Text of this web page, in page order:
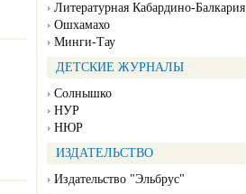
Литературная Кабардино-Балкария
Ошхамахо
Минги-Тау
ДЕТСКИЕ ЖУРНАЛЫ
Солнышко
НУР
НЮР
ИЗДАТЕЛЬСТВО
Издательство "Эльбрус"